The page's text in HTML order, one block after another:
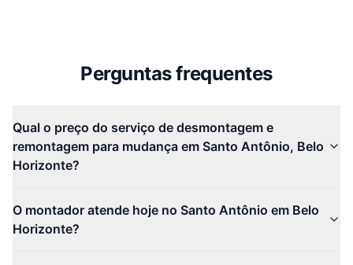
Perguntas frequentes
Qual o preço do serviço de desmontagem e
remontagem para mudança em Santo Antônio, Belo
Horizonte?
O montador atende hoje no Santo Antônio em Belo
Horizonte?